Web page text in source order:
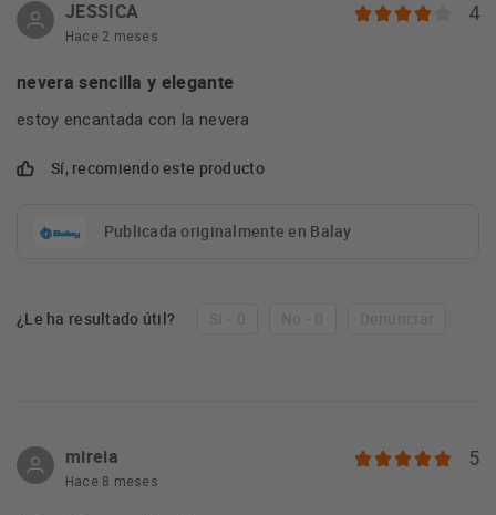
JESSICA
Hace 2 meses
4
nevera sencilla y elegante
estoy encantada con la nevera
Sí, recomiendo este producto
Publicada originalmente en Balay
¿Le ha resultado útil?
mireia
Hace 8 meses
5